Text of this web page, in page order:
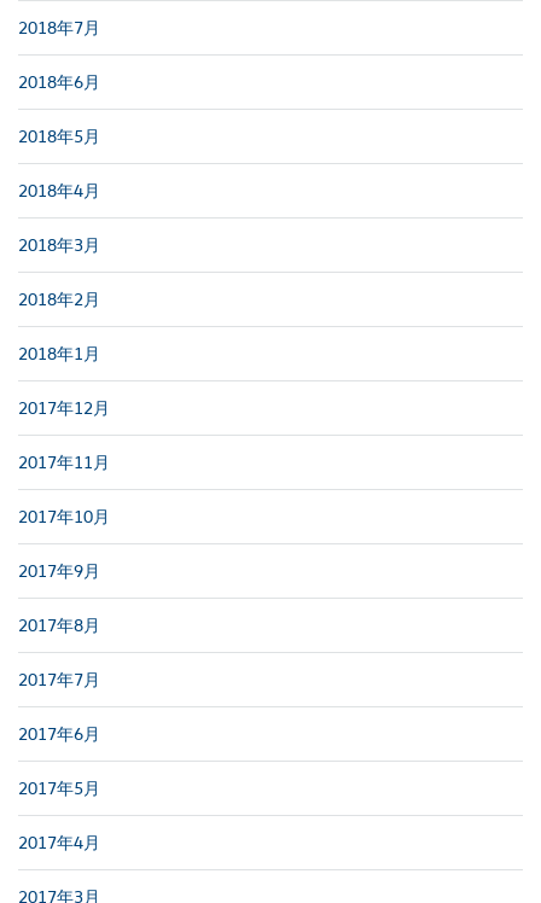
2018年7月
2018年6月
2018年5月
2018年4月
2018年3月
2018年2月
2018年1月
2017年12月
2017年11月
2017年10月
2017年9月
2017年8月
2017年7月
2017年6月
2017年5月
2017年4月
2017年3月